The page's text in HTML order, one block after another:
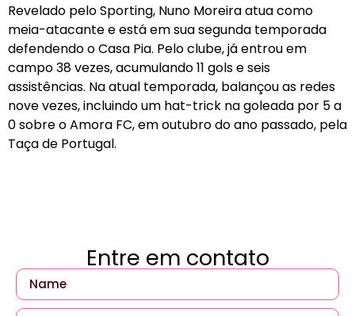
Revelado pelo Sporting, Nuno Moreira atua como
meia-atacante e está em sua segunda temporada
defendendo o Casa Pia. Pelo clube, já entrou em
campo 38 vezes, acumulando 11 gols e seis
assistências. Na atual temporada, balançou as redes
nove vezes, incluindo um hat-trick na goleada por 5 a
0 sobre o Amora FC, em outubro do ano passado, pela
Taça de Portugal.
Entre em contato